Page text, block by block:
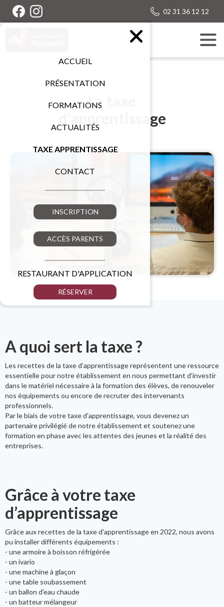
02 31 36 12 12
ACCUEIL
PRÉSENTATION
FORMATIONS
ACTUALITÉS
TAXE APPRENTISSAGE
CONTACT
INSCRIPTION
ACCÈS PARENTS
RESTAURANT D'APPLICATION
RÉSERVER
La taxe
d'apprentissage
A quoi sert la taxe ?
Les recettes de la taxe d’apprentissage représentent une ressource
essentielle pour notre établissement en nous permettant d’investir
dans le matériel nécessaire à la formation des élèves, de renouveler
nos équipements ou encore de recruter des intervenants
professionnels.
Par le biais de votre taxe d’apprentissage, vous devenez un
partenaire privilégié de notre établissement et soutenez une
formation en phase avec les attentes des jeunes et la réalité des
entreprises.
Grâce à votre taxe
d’apprentissage
Grâce aux recettes de la taxe d'apprentissage en 2022, nous avons
pu installer différents équipements :
- une armoire à boisson réfrigérée
- un ivario
- une machine à glaçon
- une table soubassement
- un ballon d'eau chaude
- un batteur mélangeur